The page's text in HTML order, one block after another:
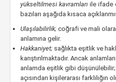
yükseltilmesi kavramları ile ifade
bazıları aşağıda kısaca
Ulaşılabilirlik; coğrafi ve mali
anlamına gelir.
Hakkaniyet; sağlıkta eşitlik ve
karıştırılmaktadır. Ancak
anlamda eşitlik gibi
açısından kişilerarası farklılığın